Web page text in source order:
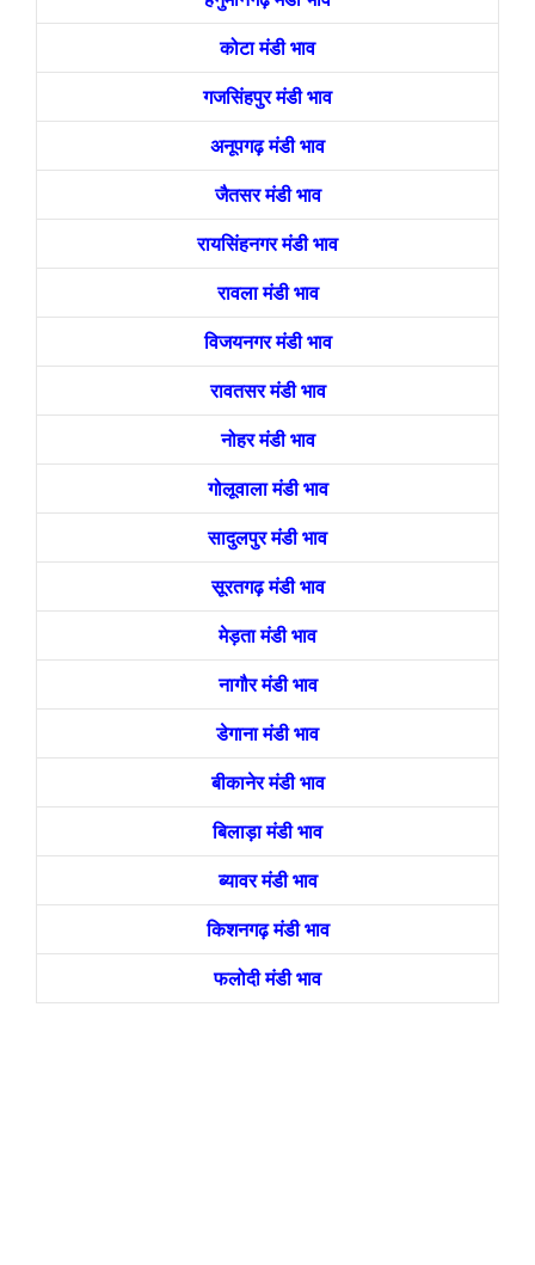
कोटा मंडी भाव
गजसिंहपुर मंडी भाव
अनूपगढ़ मंडी भाव
जैतसर मंडी भाव
रायसिंहनगर मंडी भाव
रावला मंडी भाव
विजयनगर मंडी भाव
रावतसर मंडी भाव
नोहर मंडी भाव
गोलूवाला मंडी भाव
सादुलपुर मंडी भाव
सूरतगढ़ मंडी भाव
मेड़ता मंडी भाव
नागौर मंडी भाव
डेगाना मंडी भाव
बीकानेर मंडी भाव
बिलाड़ा मंडी भाव
ब्यावर मंडी भाव
किशनगढ़ मंडी भाव
फलोदी मंडी भाव